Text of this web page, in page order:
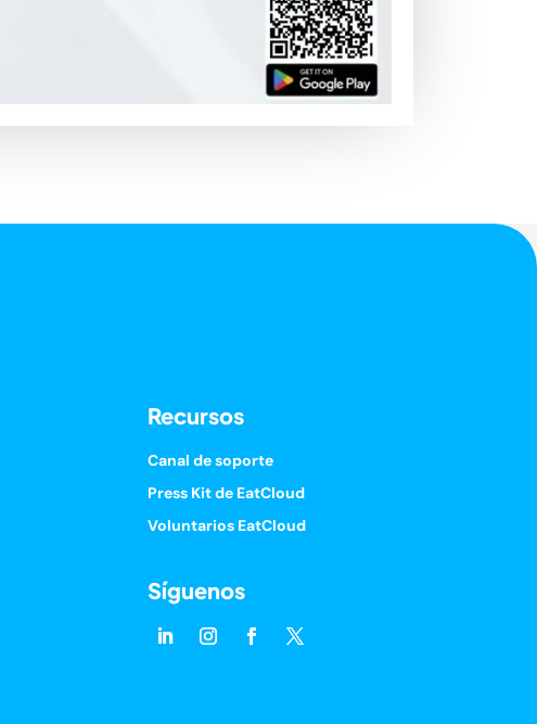
Recursos
Canal de soporte
Press Kit de EatCloud
Voluntarios EatCloud
Síguenos